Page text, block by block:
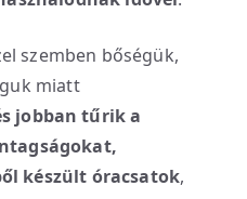
szemben bőségük,
miatt
jobban tűrik a
készült óracsatok,